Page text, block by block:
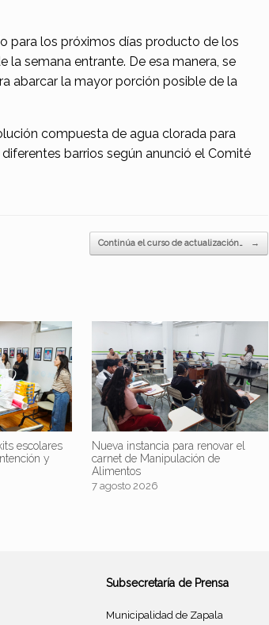
para los próximos días producto de los
la semana entrante. De esa manera, se
abarcar la mayor porción posible de la
compuesta de agua clorada para
barrios según anunció el Comité
Continúa el curso de actualización… →
escolares
y
Nueva instancia para renovar el
carnet de Manipulación de
Alimentos
7 agosto 2026
Subsecretaría de Prensa
Municipalidad de Zapala